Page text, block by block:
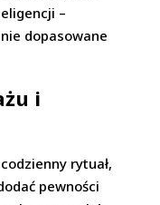
–
dopasowane
i
rytuał,
pewności